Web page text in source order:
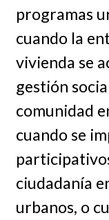
programas
cuando la
vivienda se
gestión
comunidad
cuando se
ciudadanía
urbanos, o